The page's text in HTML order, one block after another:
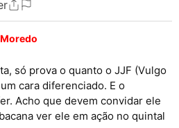
só prova o quanto o JJF (Vulgo
cara diferenciado. E o
Acho que devem convidar ele
ver ele em ação no quintal